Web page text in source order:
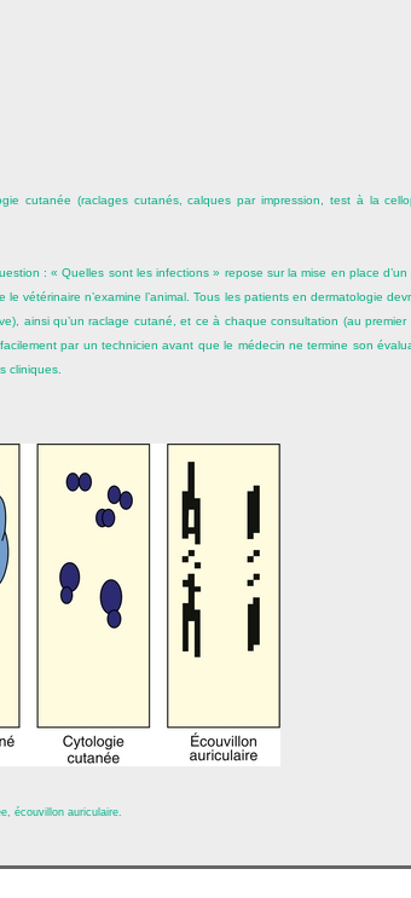
cutanée (raclages cutanés, calques par impression, test à la
: « Quelles sont les infections » repose sur la mise en place d’un
vétérinaire n’examine l’animal. Tous les patients en dermatologie
ainsi qu’un raclage cutané, et ce à chaque consultation (au
par un technicien avant que le médecin ne termine son
cliniques.
écouvillon auriculaire.